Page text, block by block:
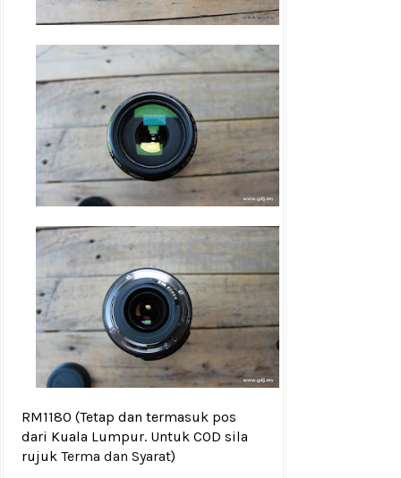
RM1180 (Tetap dan termasuk pos
dari Kuala Lumpur. Untuk COD sila
rujuk Terma dan Syarat)